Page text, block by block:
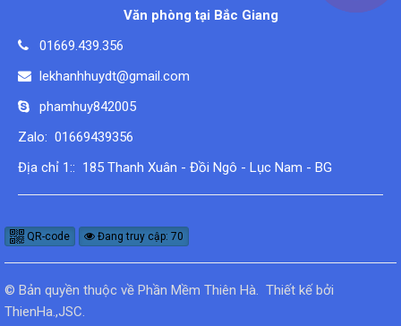
Văn phòng tại Bắc Giang
01669.439.356
lekhanhhuydt@gmail.com
phamhuy842005
Zalo: 01669439356
Địa chỉ 1:: 185 Thanh Xuân - Đồi Ngô - Lục Nam - BG
QR-code Đang truy cập: 70
© Bản quyền thuộc về Phần Mềm Thiên Hà. Thiết kế bởi
ThienHa.,JSC.